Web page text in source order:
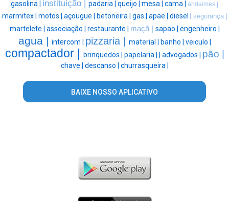
gasolina | instituição | padaria | queijo | mesa | cama | andaimes |
marmitex | motos | açougue | betoneira | gas | apae | diesel | segurança |
martelete | associação | restaurante | maçã | sapao | engenheiro |
agua | intercom | pizzaria | material | banho | veiculo |
compactador | brinquedos | papelaria | advogados | pão |
chave | descanso | churrasqueira |
BAIXE NOSSO APLICATIVO